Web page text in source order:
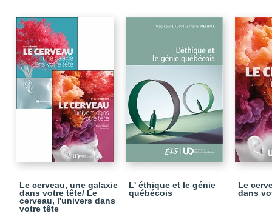
Le cerveau, une galaxie
dans votre tête/ Le
cerveau, l'univers dans
votre tête
L' éthique et le génie
québécois
Le
dans